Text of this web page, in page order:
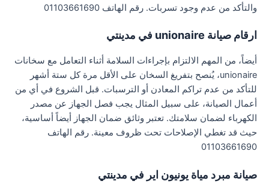
والتأكد من عدم وجود تسربات. رقم الهاتف 01103661690
ارقام صيانة unionaire في مدينتي
أيضاً، من المهم الالتزام بإجراءات السلامة أثناء التعامل مع سخانات
unionaire، يُنصح بتفريغ السخان على الأقل مرة كل ستة أشهر
للتأكد من عدم تراكم المعادن أو الترسبات. قبل الشروع في أي من
أعمال الصيانة، على سبيل المثال يجب فصل الجهاز عن مصدر
الكهرباء لضمان سلامتك. تعتبر وثائق ضمان الجهاز أيضاً أساسية،
حيث قد تغطي الإصلاحات تحت ظروف معينة. رقم الهاتف
01103661690
صيانة مبرد مياة يونيون اير في مدينتي